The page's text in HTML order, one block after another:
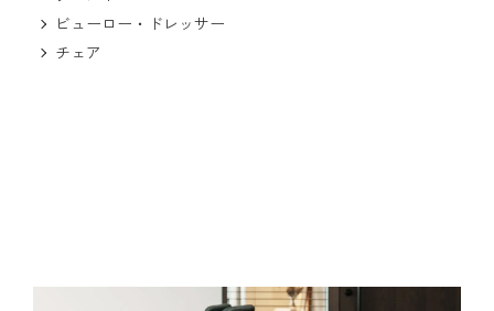
ビューロー・ドレッサー
チェア